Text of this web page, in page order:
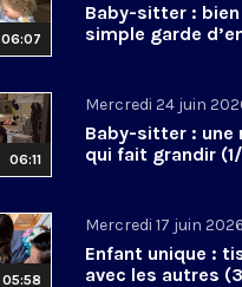
06:07
Baby-sitter : bien
simple garde
06:11
Mercredi 24 juin
Baby-sitter : une
qui fait grandir
05:58
Mercredi 17 juin 2026
Enfant unique :
avec les autres